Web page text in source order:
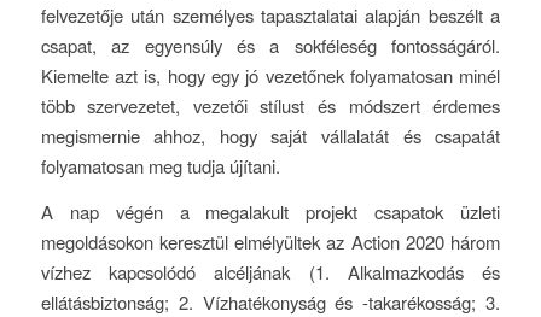
felvezetője után személyes tapasztalatai alapján beszélt a
csapat, az egyensúly és a sokféleség fontosságáról.
Kiemelte azt is, hogy egy jó vezetőnek folyamatosan minél
több szervezetet, vezetői stílust és módszert érdemes
megismernie ahhoz, hogy saját vállalatát és csapatát
folyamatosan meg tudja újítani.
A nap végén a megalakult projekt csapatok üzleti
megoldásokon keresztül elmélyültek az Action 2020 három
vízhez kapcsolódó alcéljának (1. Alkalmazkodás és
ellátásbiztonság; 2. Vízhatékonyság és -takarékosság; 3.